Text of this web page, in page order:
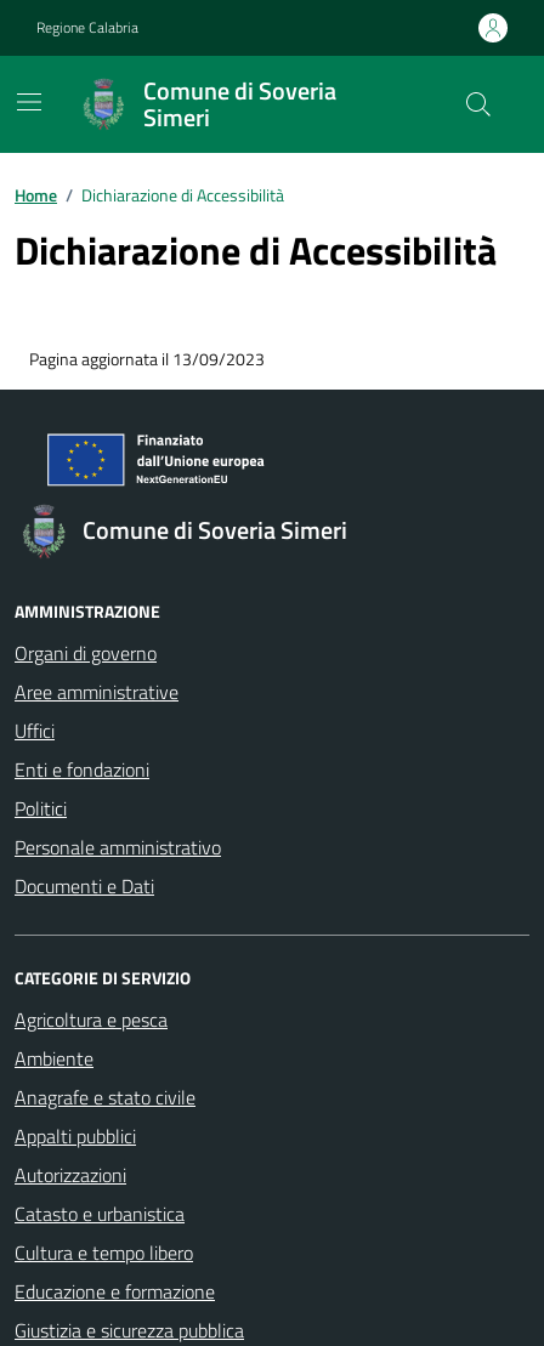
Regione Calabria
Comune di Soveria
Simeri
Home / Dichiarazione di Accessibilità
Dichiarazione di Accessibilità
Pagina aggiornata il 13/09/2023
Comune di Soveria Simeri
AMMINISTRAZIONE
Organi di governo
Aree amministrative
Uffici
Enti e fondazioni
Politici
Personale amministrativo
Documenti e Dati
CATEGORIE DI SERVIZIO
Agricoltura e pesca
Ambiente
Anagrafe e stato civile
Appalti pubblici
Autorizzazioni
Catasto e urbanistica
Cultura e tempo libero
Educazione e formazione
Giustizia e sicurezza pubblica